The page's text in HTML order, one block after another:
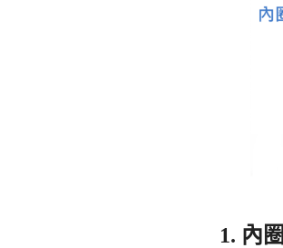
1. 內圈